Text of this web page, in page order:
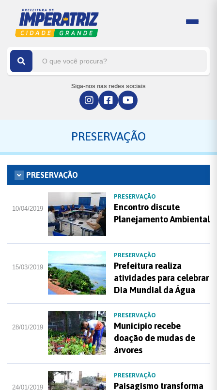
Siga-nos nas redes sociais
PRESERVAÇÃO
PRESERVAÇÃO
10/04/2019
PRESERVAÇÃO
Encontro discute
Planejamento Ambiental
15/03/2019
PRESERVAÇÃO
Prefeitura realiza
atividades para celebrar
Dia Mundial da Água
28/01/2019
PRESERVAÇÃO
Município recebe
doação de mudas de
árvores
24/01/2019
PRESERVAÇÃO
Paisagismo transforma